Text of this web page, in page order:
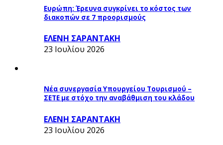
Ευρώπη: Έρευνα συγκρίνει το κόστος των
διακοπών σε 7 προορισμούς
ΕΛΕΝΗ ΣΑΡΑΝΤΑΚΗ
23 Ιουλίου 2026
Νέα συνεργασία Υπουργείου Τουρισμού –
ΣΕΤΕ με στόχο την αναβάθμιση του κλάδου
ΕΛΕΝΗ ΣΑΡΑΝΤΑΚΗ
23 Ιουλίου 2026